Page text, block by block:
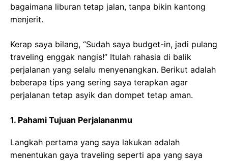
bagaimana liburan tetap jalan, tanpa bikin kantong
menjerit.
Kerap saya bilang, “Sudah saya budget-in, jadi pulang
traveling enggak nangis!” Itulah rahasia di balik
perjalanan yang selalu menyenangkan. Berikut adalah
beberapa tips yang sering saya terapkan agar
perjalanan tetap asyik dan dompet tetap aman.
1. Pahami Tujuan Perjalananmu
Langkah pertama yang saya lakukan adalah
menentukan gaya traveling seperti apa yang saya